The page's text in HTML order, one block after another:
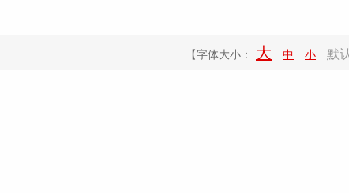
【字体大小： 大 中 小 默认